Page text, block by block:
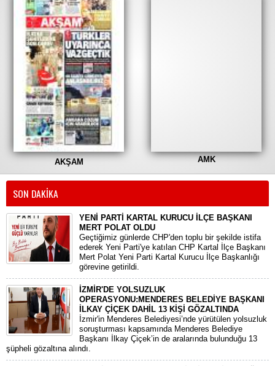
AKŞAM AMK
SON DAKİKA
YENİ PARTİ KARTAL KURUCU İLÇE BAŞKANI
MERT POLAT OLDU
Geçtiğimiz günlerde CHP'den toplu bir şekilde istifa
ederek Yeni Parti'ye katılan CHP Kartal İlçe Başkanı
Mert Polat Yeni Parti Kartal Kurucu İlçe Başkanlığı
görevine getirildi.
İZMİR'DE YOLSUZLUK
OPERASYONU:MENDERES BELEDİYE BAŞKANI
İLKAY ÇİÇEK DAHİL 13 KİŞİ GÖZALTINDA
​İzmir'in Menderes Belediyesi’nde yürütülen yolsuzluk
soruşturması kapsamında Menderes Belediye
Başkanı İlkay Çiçek’in de aralarında bulunduğu 13
şüpheli gözaltına alındı.